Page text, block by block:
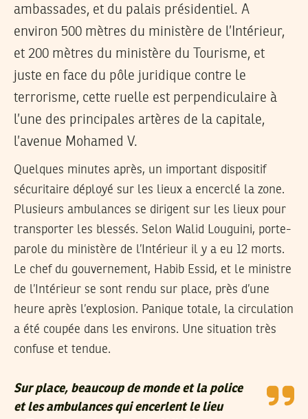
ambassades, et du palais présidentiel. A
environ 500 mètres du ministère de l’Intérieur,
et 200 mètres du ministère du Tourisme, et
juste en face du pôle juridique contre le
terrorisme, cette ruelle est perpendiculaire à
l’une des principales artères de la capitale,
l’avenue Mohamed V.
Quelques minutes après, un important dispositif
sécuritaire déployé sur les lieux a encerclé la zone.
Plusieurs ambulances se dirigent sur les lieux pour
transporter les blessés. Selon Walid Louguini, porte-
parole du ministère de l’Intérieur il y a eu 12 morts.
Le chef du gouvernement, Habib Essid, et le ministre
de l’Intérieur se sont rendu sur place, près d’une
heure après l’explosion. Panique totale, la circulation
a été coupée dans les environs. Une situation très
confuse et tendue.
Sur place, beaucoup de monde et la police
et les ambulances qui encerlent le lieu